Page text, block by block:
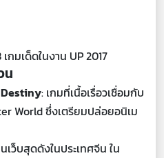
น
: เกมที่เนื้อเรื่อวเชื่อมกับ
World ซึ่งเตรียมปล่อยอนิเม
เว็บสุดดังในประเทศจีน ใน